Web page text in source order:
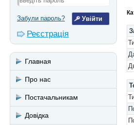
Забули пароль?
Реєстрація
Главная
Про нас
Постачальникам
Довідка